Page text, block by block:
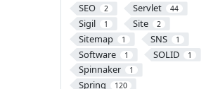
SEO 2 Servlet 44
Sigil 1 Site 2
Sitemap 1 SNS 1
Software 1 SOLID 1
Spinnaker 1
Spring 120